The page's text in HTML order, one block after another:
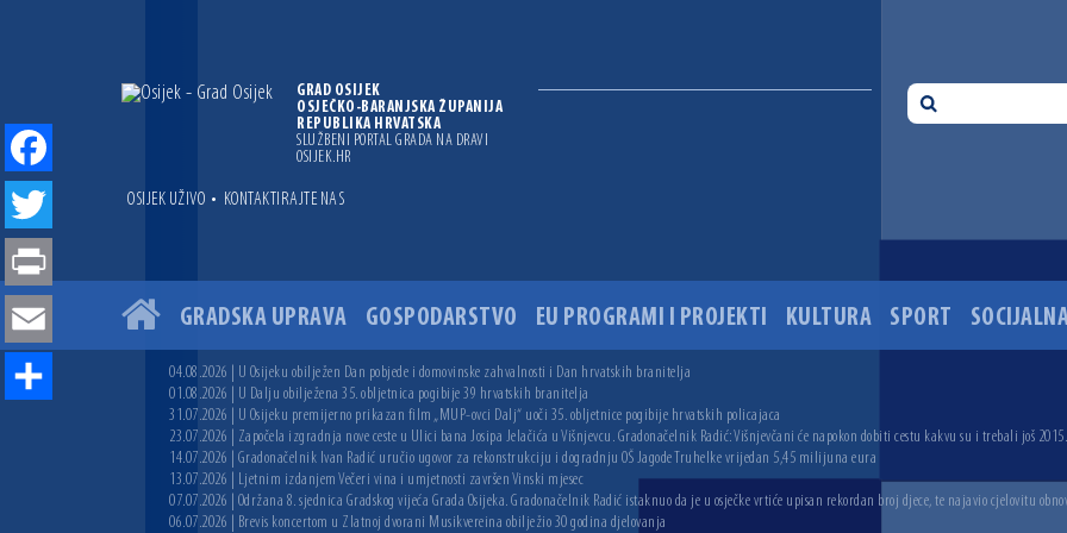
GRAD OSIJEK
OSJEČKO-BARANJSKA ŽUPANIJA
REPUBLIKA HRVATSKA
SLUŽBENI PORTAL GRADA NA DRAVI
OSIJEK.HR
OSIJEK UŽIVO • KONTAKTIRAJTE NAS
GRADSKA UPRAVA GOSPODARSTVO EU PROGRAMI I PROJEKTI KULTURA SPORT
04.08.2026 | U Osijeku obilježen Dan pobjede i domovinske zahvalnosti i Dan hrvatskih branitelja
01.08.2026 | U Dalju obilježena 35. obljetnica pogibije 39 hrvatskih branitelja
31.07.2026 | U Osijeku premijerno prikazan film „MUP-ovci Dalj“ uoči 35. obljetnice pogibije hrvatskih policajaca
23.07.2026 | Započela izgradnja nove ceste u Ulici bana Josipa Jelačića u Višnjevcu. Gradonačelnik Radić: Višnjevčani će napokon dobiti cestu kakvu su i trebali još
14.07.2026 | Gradonačelnik Ivan Radić uručio ugovor za rekonstrukciju i dogradnju OŠ Jagode Truhelke vrijedan 5,45 milijuna eura
13.07.2026 | Ljetnim izdanjem Večeri vina i umjetnosti završen Vinski mjesec
07.07.2026 | Održana 8. sjednica Gradskog vijeća Grada Osijeka. Gradonačelnik Radić istaknuo da je u osječke vrtiće upisan rekordan broj djece, te najavio cjelovitu
06.07.2026 | Brevis koncertom u Zlatnoj dvorani Musikvereina obilježio 30 godina djelovanja
Facebook
Twitter
Print
Email